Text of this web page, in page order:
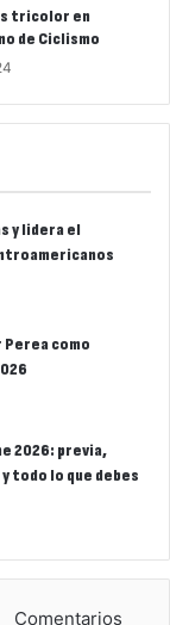
tricolor en
de Ciclismo
y lidera el
Perea como
2026: previa,
todo lo que debes
Comentarios